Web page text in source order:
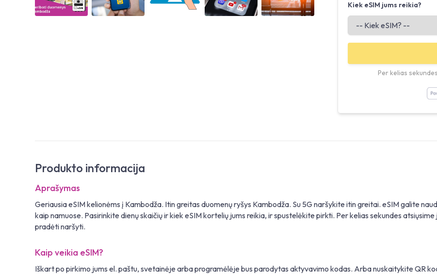
Kiek eSIM jums reikia?
Per kelias
Produkto informacija
Aprašymas
Geriausia eSIM kelionėms į Kambodža. Itin greitas duomenų ryšys Kambodža. Su 5G naršykite itin greitai. eSIM galite
kaip namuose. Pasirinkite dienų skaičių ir kiek eSIM kortelių jums reikia, ir spustelėkite pirkti. Per kelias sekundes
pradėti naršyti.
Kaip veikia eSIM?
Iškart po pirkimo jums el. paštu, svetainėje arba programėlėje bus parodytas aktyvavimo kodas. Arba nuskaitykite QR